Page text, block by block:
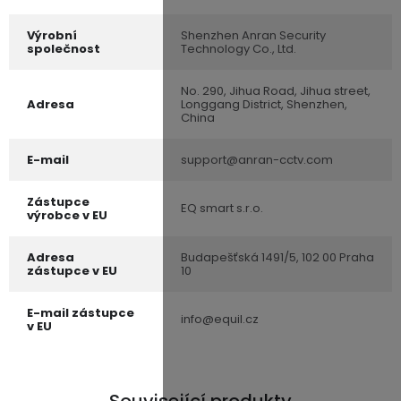
Výrobní
společnost
Shenzhen Anran Security
Technology Co., Ltd.
Adresa
No. 290, Jihua Road, Jihua street,
Longgang District, Shenzhen,
China
E-mail support@anran-cctv.com
Zástupce
výrobce v EU EQ smart s.r.o.
Adresa
zástupce v EU
Budapešťská 1491/5, 102 00 Praha
10
E-mail zástupce
v EU info@equil.cz